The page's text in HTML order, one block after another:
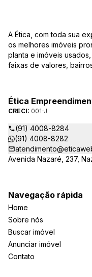
A Ética, com toda sua
os melhores imóveis
planta e imóveis
faixas de valores,
sempre prontos para
sobre casas,
outros produtos
Ética
CRECI: 001-J
(91) 4008-8284
(91) 4008-8282
Avenida Nazaré, 237,
Navegação rápida
Home
Sobre nós
Buscar imóvel
Anunciar imóvel
Contato